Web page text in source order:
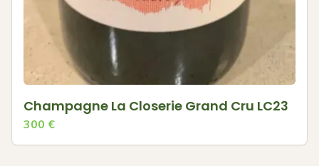
Champagne La Closerie Grand Cru LC23
300 €